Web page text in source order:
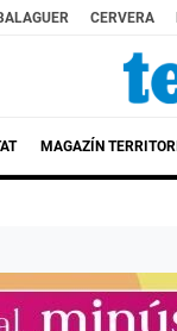
CERVERA
MAGAZÍN